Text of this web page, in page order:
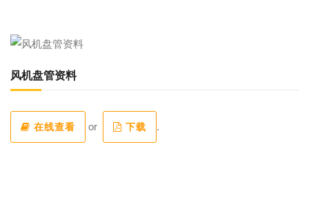
风机盘管资料
在线查看 or 下载 .